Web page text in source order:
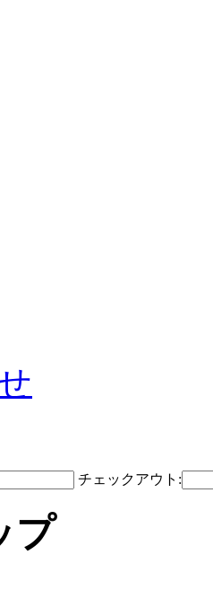
チェックアウト:
プ